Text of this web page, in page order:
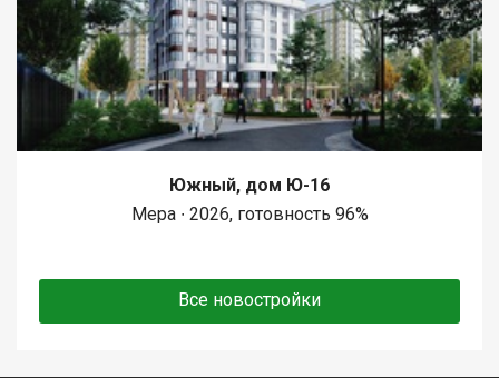
Южный, дом Ю-16
Мера ∙ 2026, готовность 96%
Все новостройки